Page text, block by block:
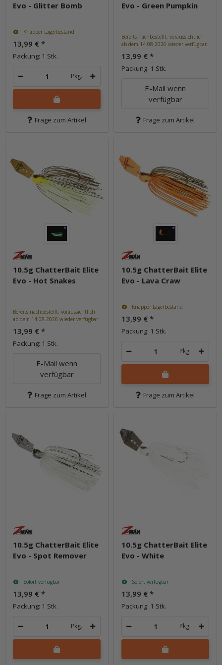
Evo - Glitter Bomb
Knapper Lagerbestand
13,99 € *
Packung: 1 Stk.
Pkg.
Frage zum Artikel
Evo - Green Pumpkin
Bereits nachbestellt, voraussichtlich
ab dem 14.08.2026 wieder verfügbar.
13,99 € *
Packung: 1 Stk.
E-Mail wenn
verfügbar
Frage zum Artikel
10.5g ChatterBait Elite
Evo - Hot Snakes
Bereits nachbestellt, voraussichtlich
ab dem 14.08.2026 wieder verfügbar.
13,99 € *
Packung: 1 Stk.
E-Mail wenn
verfügbar
Frage zum Artikel
10.5g ChatterBait Elite
Evo - Lava Craw
Knapper Lagerbestand
13,99 € *
Packung: 1 Stk.
Pkg.
Frage zum Artikel
10.5g ChatterBait Elite
Evo - Spot Remover
Sofort verfügbar
13,99 € *
Packung: 1 Stk.
Pkg.
10.5g ChatterBait Elite
Evo - White
Sofort verfügbar
13,99 € *
Packung: 1 Stk.
Pkg.